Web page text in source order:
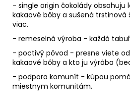
- single origin čokolády obsahuju
kakaové bôby a sušená
viac.
- remeselná výroba - každá
- poctivý pôvod - presne viete
kakaové bôby a kto ju výrába
- podpora komunít - kúpou
miestnym komunitám.